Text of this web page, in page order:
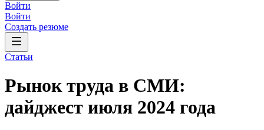
Войти
Войти
Создать резюме
Статьи
Рынок труда в СМИ:
дайджест июля 2024 года